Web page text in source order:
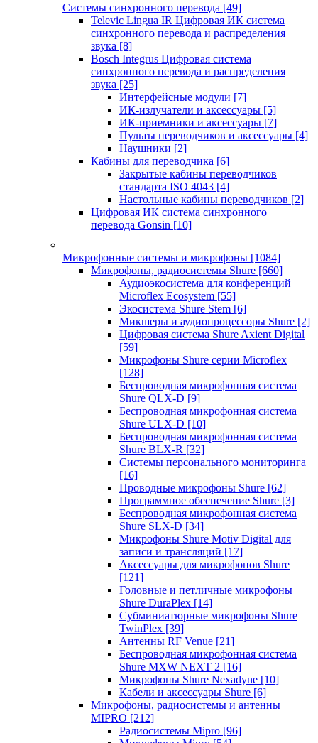
Системы синхронного перевода [49]
Televic Lingua IR Цифровая ИК система
синхронного перевода и распределения
звука [8]
Bosch Integrus Цифровая система
синхронного перевода и распределения
звука [25]
Интерфейсные модули [7]
ИК-излучатели и аксессуары [5]
ИК-приемники и аксессуары [7]
Пульты переводчиков и аксессуары [4]
Наушники [2]
Кабины для переводчика [6]
Закрытые кабины переводчиков
стандарта ISO 4043 [4]
Настольные кабины переводчиков [2]
Цифровая ИК система синхронного
перевода Gonsin [10]
Микрофонные системы и микрофоны [1084]
Микрофоны, радиосистемы Shure [660]
Аудиоэкосистема для конференций
Microflex Ecosystem [55]
Экосистема Shure Stem [6]
Микшеры и аудиопроцессоры Shure [2]
Цифровая система Shure Axient Digital
[59]
Микрофоны Shure серии Microflex
[128]
Беспроводная микрофонная система
Shure QLX-D [9]
Беспроводная микрофонная система
Shure ULX-D [10]
Беспроводная микрофонная система
Shure BLX-R [32]
Системы персонального мониторинга
[16]
Проводные микрофоны Shure [62]
Программное обеспечение Shure [3]
Беспроводная микрофонная система
Shure SLX-D [34]
Микрофоны Shure Motiv Digital для
записи и трансляций [17]
Аксессуары для микрофонов Shure
[121]
Головные и петличные микрофоны
Shure DuraPlex [14]
Субминиатюрные микрофоны Shure
TwinPlex [39]
Антенны RF Venue [21]
Беспроводная микрофонная система
Shure MXW NEXT 2 [16]
Микрофоны Shure Nexadyne [10]
Кабели и аксессуары Shure [6]
Микрофоны, радиосистемы и антенны
MIPRO [212]
Радиосистемы Mipro [96]